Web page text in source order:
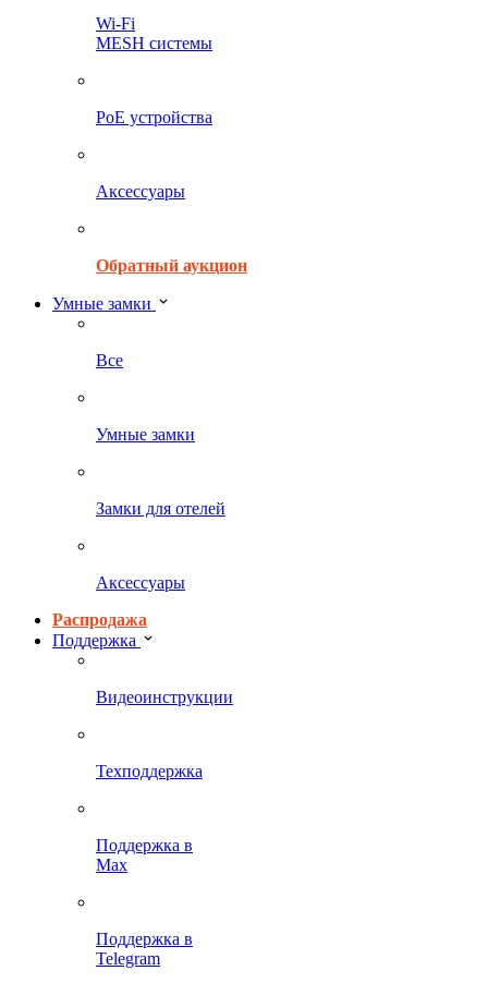
Wi-Fi
MESH системы
PoE устройства
Аксессуары
Обратный аукцион
Умные замки
Все
Умные замки
Замки для отелей
Аксессуары
Распродажа
Поддержка
Видеоинструкции
Техподдержка
Поддержка в
Max
Поддержка в
Telegram